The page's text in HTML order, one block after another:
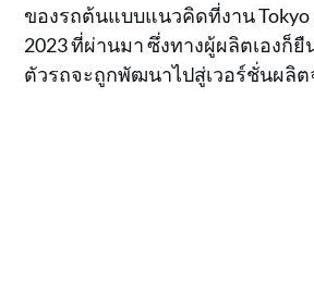
ของรถต้นแบบแนวคิดที่งาน Tokyo
2023 ที่ผ่านมา ซึ่งทางผู้ผลิตเองก็ยื
ตัวรถจะถูกพัฒนาไปสู่เวอร์ชั่นผลิต